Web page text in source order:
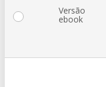
Versão
ebook